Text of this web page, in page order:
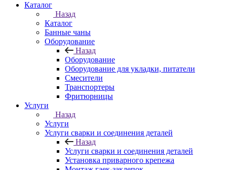
Каталог
Назад
Каталог
Банные чаны
Оборудование
Назад
Оборудование
Оборудование для укладки, питатели
Смесители
Транспортеры
Фритюрницы
Услуги
Назад
Услуги
Услуги сварки и соединения деталей
Назад
Услуги сварки и соединения деталей
Установка приварного крепежа